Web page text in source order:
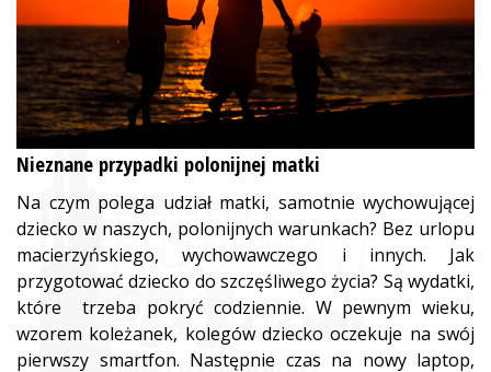
Nieznane przypadki polonijnej matki
Na czym polega udział matki, samotnie wychowującej
dziecko w naszych, polonijnych warunkach? Bez urlopu
macierzyńskiego, wychowawczego i innych. Jak
przygotować dziecko do szczęśliwego życia? Są wydatki,
które trzeba pokryć codziennie. W pewnym wieku,
wzorem koleżanek, kolegów dziecko oczekuje na swój
pierwszy smartfon. Następnie czas na nowy laptop,